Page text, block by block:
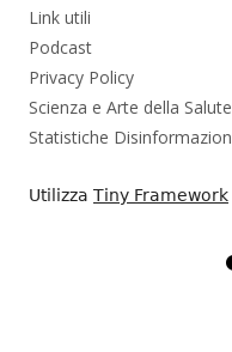
Link utili
Podcast
Privacy Policy
Scienza e Arte della Salute
Statistiche
Utilizza Tiny Framework